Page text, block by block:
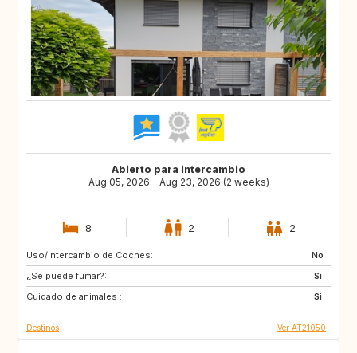
Abierto para intercambio
Aug 05, 2026 - Aug 23, 2026 (2 weeks)
8 2 2
Uso/Intercambio de Coches:
No
¿Se puede fumar?:
Si
Cuidado de animales :
Si
FI
IE
IT
Destinos Ver AT21050